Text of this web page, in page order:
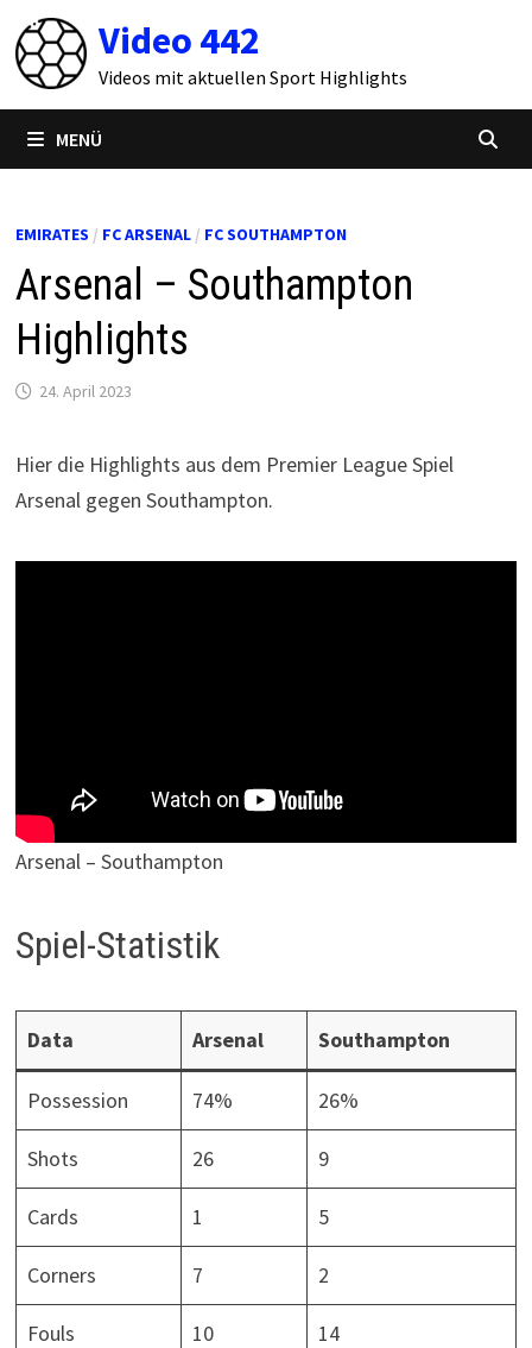
Zum
Inhalt
springen
Video 442
Videos mit aktuellen Sport Highlights
MENÜ
EMIRATES / FC ARSENAL/ FC SOUTHAMPTON
Arsenal – Southampton
Highlights
24. April 2023
Hier die Highlights aus dem Premier League Spiel
Arsenal gegen Southampton.
Arsenal – Southampton
Spiel-Statistik
Data Arsenal Southampton
Possession 74% 26%
Shots 26 9
Cards 1 5
Corners 7 2
Fouls 10 14